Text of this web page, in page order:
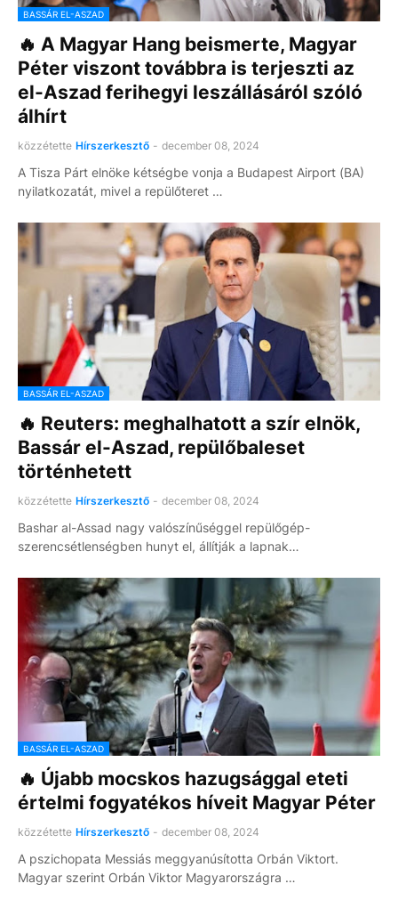
BASSÁR EL-ASZAD
🔥 A Magyar Hang beismerte, Magyar
Péter viszont továbbra is terjeszti az
el-Aszad ferihegyi leszállásáról szóló
álhírt
közzétette Hírszerkesztő - december 08, 2024
A Tisza Párt elnöke kétségbe vonja a Budapest Airport (BA)
nyilatkozatát, mivel a repülőteret …
BASSÁR EL-ASZAD
🔥 Reuters: meghalhatott a szír elnök,
Bassár el-Aszad, repülőbaleset
történhetett
közzétette Hírszerkesztő - december 08, 2024
Bashar al-Assad nagy valószínűséggel repülőgép-
szerencsétlenségben hunyt el, állítják a lapnak…
BASSÁR EL-ASZAD
🔥 Újabb mocskos hazugsággal eteti
értelmi fogyatékos híveit Magyar Péter
közzétette Hírszerkesztő - december 08, 2024
A pszichopata Messiás meggyanúsította Orbán Viktort.
Magyar szerint Orbán Viktor Magyarországra …